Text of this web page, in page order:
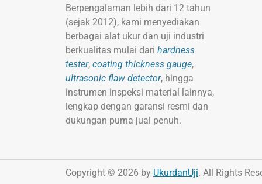
Berpengalaman lebih dari 12 tahun
(sejak 2012), kami menyediakan
berbagai alat ukur dan uji industri
berkualitas mulai dari hardness
tester, coating thickness gauge,
ultrasonic flaw detector, hingga
instrumen inspeksi material lainnya,
lengkap dengan garansi resmi dan
dukungan purna jual penuh.
Copyright © 2026 by UkurdanUji. All Rights